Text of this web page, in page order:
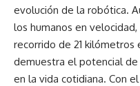
evolución de la robótica.
los humanos en
recorrido de 21 kilómetros
demuestra el potencial de
en la vida cotidiana. Con